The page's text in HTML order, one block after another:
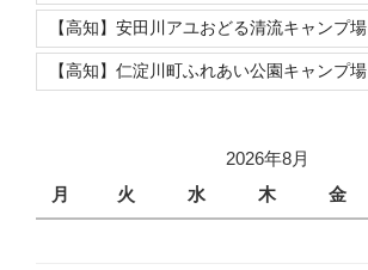
【高知】安田川アユおどる清流キャンプ場
【高知】仁淀川町ふれあい公園キャンプ場
2026年8月
月
火 水 木 金